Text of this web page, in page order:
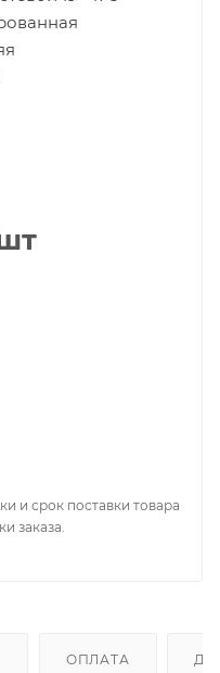
и срок поставки товара
заказа.
ОПЛАТА